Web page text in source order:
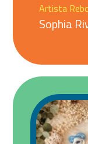
Artista
Sophia